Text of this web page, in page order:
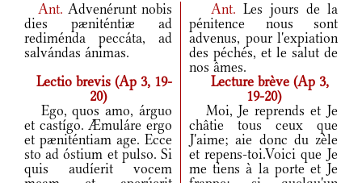
Ant.Advenérunt nobis
dies pæniténtiæ ad
rediménda peccáta, ad
salvándas ánimas.
Ant. Les jours de la
pénitence nous sont
advenus, pour l'expiation
des péchés, et le salut de
nos âmes.
Lectio brevis (Ap 3, 19-
20)
Lecture brève (Ap 3,
19-20)
Ego, quos amo, árguo
et castígo. Æmuláre ergo
et pæniténtiam age. Ecce
sto ad óstium et pulso. Si
quis audíerit vocem
Moi, Je reprends et Je
châtie tous ceux que
J'aime; aie donc du zèle
et repens-toi.Voici que Je
me tiens à la porte et Je